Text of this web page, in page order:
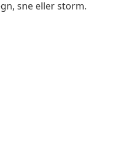
sne eller storm.